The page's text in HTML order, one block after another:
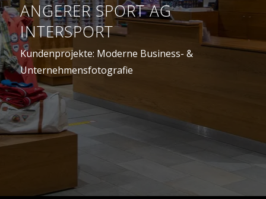
ANGERER SPORT AG
INTERSPORT
Kundenprojekte: Moderne Business- &
Unternehmensfotografie